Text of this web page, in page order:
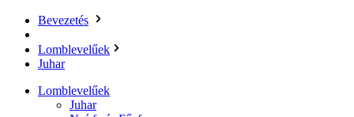
Bevezetés
Lomblevelűek
Juhar
Lomblevelűek
Juhar